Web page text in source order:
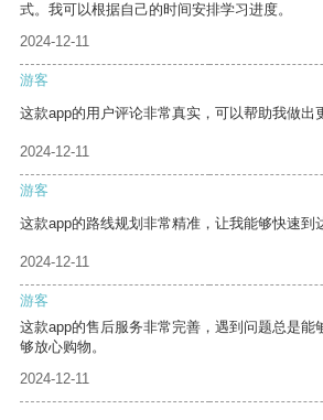
式。我可以根据自己的时间安排学习进度。
2024-12-11
游客
这款app的用户评论非常真实，可以帮助我做出
2024-12-11
游客
这款app的路线规划非常精准，让我能够快速到
2024-12-11
游客
这款app的售后服务非常完善，遇到问题总是能
够放心购物。
2024-12-11